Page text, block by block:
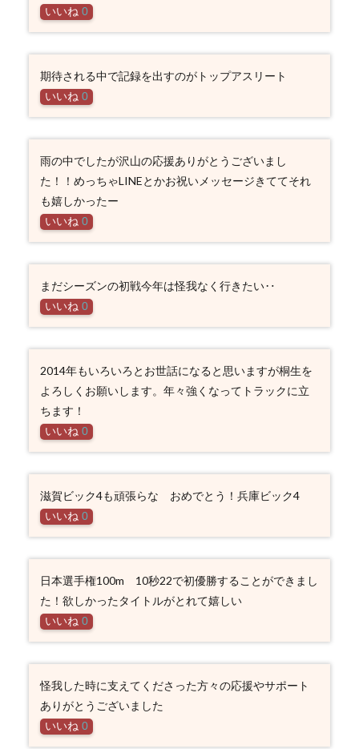
いいね 0
期待される中で記録を出すのがトップアスリート
いいね 0
雨の中でしたが沢山の応援ありがとうございまし
た！！めっちゃLINEとかお祝いメッセージきててそれ
も嬉しかったー
いいね 0
まだシーズンの初戦今年は怪我なく行きたい‥
いいね 0
2014年もいろいろとお世話になると思いますが桐生を
よろしくお願いします。年々強くなってトラックに立
ちます！
いいね 0
滋賀ビック4も頑張らな おめでとう！兵庫ビック4
いいね 0
日本選手権100m 10秒22で初優勝することができまし
た！欲しかったタイトルがとれて嬉しい
いいね 0
怪我した時に支えてくださった方々の応援やサポート
ありがとうございました
いいね 0